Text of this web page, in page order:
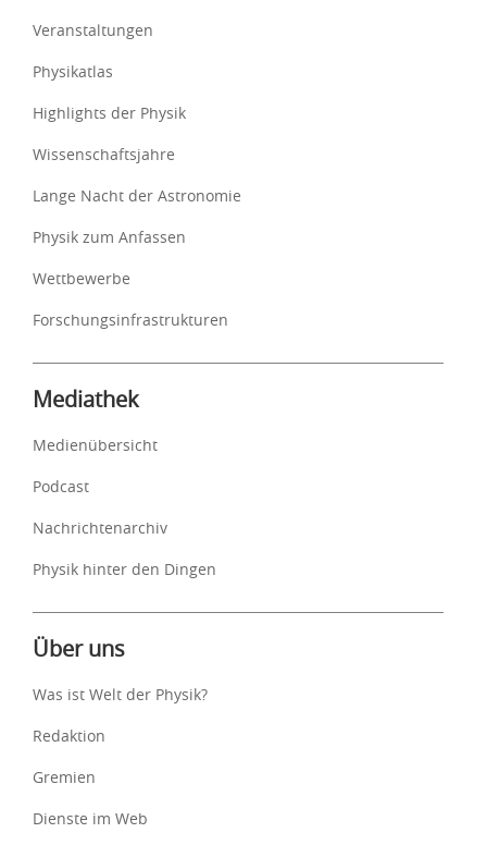
Veranstaltungen
Physikatlas
Highlights der Physik
Wissenschaftsjahre
Lange Nacht der Astronomie
Physik zum Anfassen
Wettbewerbe
Forschungsinfrastrukturen
Mediathek
Medienübersicht
Podcast
Nachrichtenarchiv
Physik hinter den Dingen
Über uns
Was ist Welt der Physik?
Redaktion
Gremien
Dienste im Web